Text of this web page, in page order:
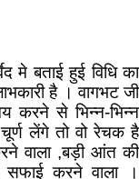
मे बताई हुई विधि का
है । वागभट जी
करने से भिन्न-भिन्न
लेंगे तो वो रेचक है
वाला ,बड़ी आंत की
करने वाला ।